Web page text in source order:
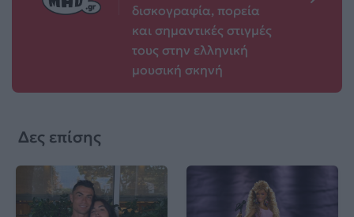
δισκογραφία, πορεία
και σημαντικές στιγμές
τους στην ελληνική
μουσική σκηνή
Δες επίσης